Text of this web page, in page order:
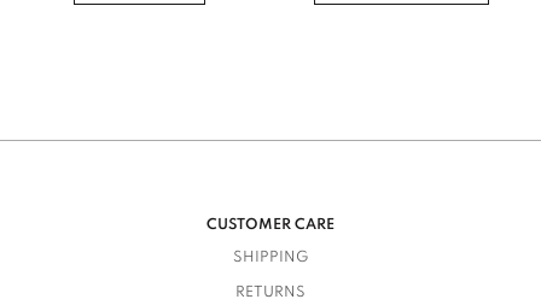
CUSTOMER CARE
SHIPPING
RETURNS